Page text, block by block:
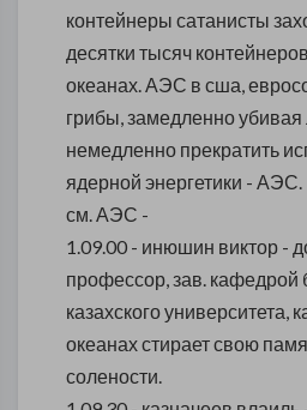
контейнеры сатанисты
десятки тысяч
океанах. АЭС в сша,
грибы, замедленно
немедленно прекратить
ядерной энергетики - АЭС.
см. АЭС -
1.09.00 - инюшин виктор -
профессор, зав. кафедрой
казахского университета,
океанах стирает свою
солености.